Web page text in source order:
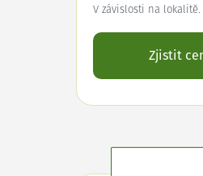
V závislosti na lokalitě.
Zjistit